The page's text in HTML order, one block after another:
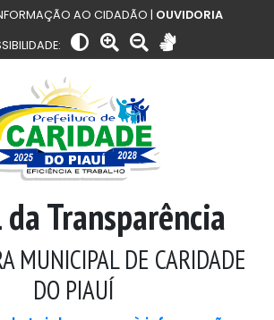
AO CIDADÃO | OUVIDORIA
Transparência
MUNICIPAL DE CARIDADE
DO PIAUÍ